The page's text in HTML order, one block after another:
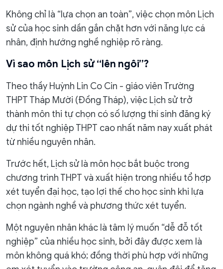
Không chỉ là “lựa chọn an toàn”, việc chọn môn Lịch
sử của học sinh dần gắn chặt hơn với năng lực cá
nhân, định hướng nghề nghiệp rõ ràng.
Vì sao môn Lịch sử “lên ngôi”?
Theo thầy Huỳnh Lin Co Cin - giáo viên Trường
THPT Tháp Mười (Đồng Tháp), việc Lịch sử trở
thành môn thi tự chọn có số lượng thí sinh đăng ký
dự thi tốt nghiệp THPT cao nhất năm nay xuất phát
từ nhiều nguyên nhân.
Trước hết, Lịch sử là môn học bắt buộc trong
chương trình THPT và xuất hiện trong nhiều tổ hợp
xét tuyển đại học, tạo lợi thế cho học sinh khi lựa
chọn ngành nghề và phương thức xét tuyển.
Một nguyên nhân khác là tâm lý muốn “dễ đỗ tốt
nghiệp” của nhiều học sinh, bởi đây được xem là
môn không quá khó; đồng thời phù hợp với những